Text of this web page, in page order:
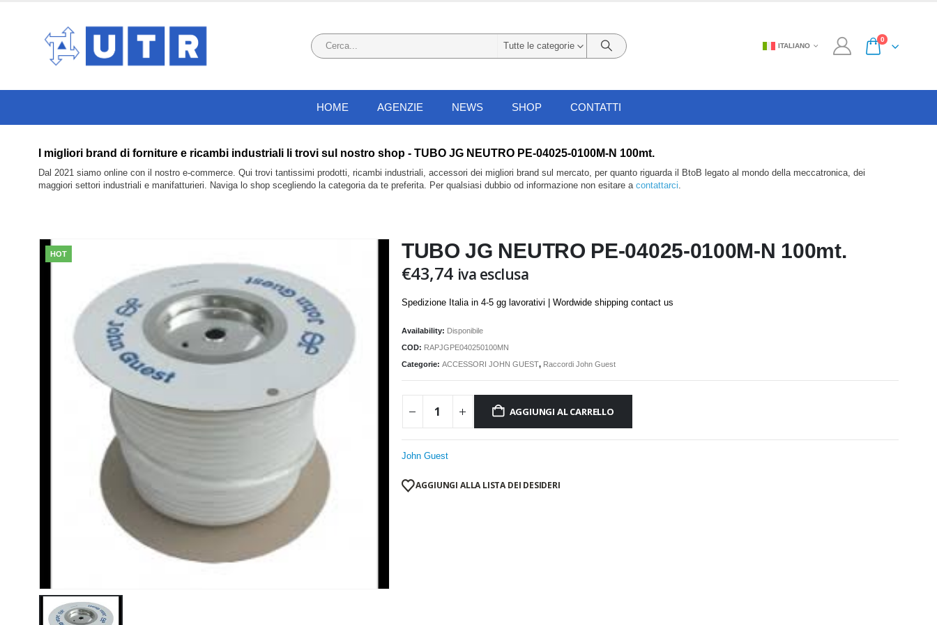
Tutte le categorie ITALIANO
0
HOME AGENZIE NEWS SHOP CONTATTI
I migliori brand di forniture e ricambi industriali li trovi sul nostro shop - TUBO JG NEUTRO PE-04025-0100M-N 100mt.
Dal 2021 siamo online con il nostro e-commerce. Qui trovi tantissimi prodotti, ricambi industriali, accessori dei migliori brand sul mercato, per quanto riguarda il BtoB legato al mondo della meccatronica, dei
maggiori settori industriali e manifatturieri. Naviga lo shop scegliendo la categoria da te preferita. Per qualsiasi dubbio od informazione non esitare a contattarci
HOT
TUBO JG NEUTRO PE-04025-0100M-N 100mt.
€43,74 iva esclusa
Spedizione Italia in 4-5 gg lavorativi | Wordwide shipping contact us
Availability: Disponibile
COD: RAPJGPE040250100MN
Categorie: ACCESSORI JOHN GUEST, Raccordi John Guest
AGGIUNGI AL CARRELLO
John Guest
AGGIUNGI ALLA LISTA DEI DESIDERI